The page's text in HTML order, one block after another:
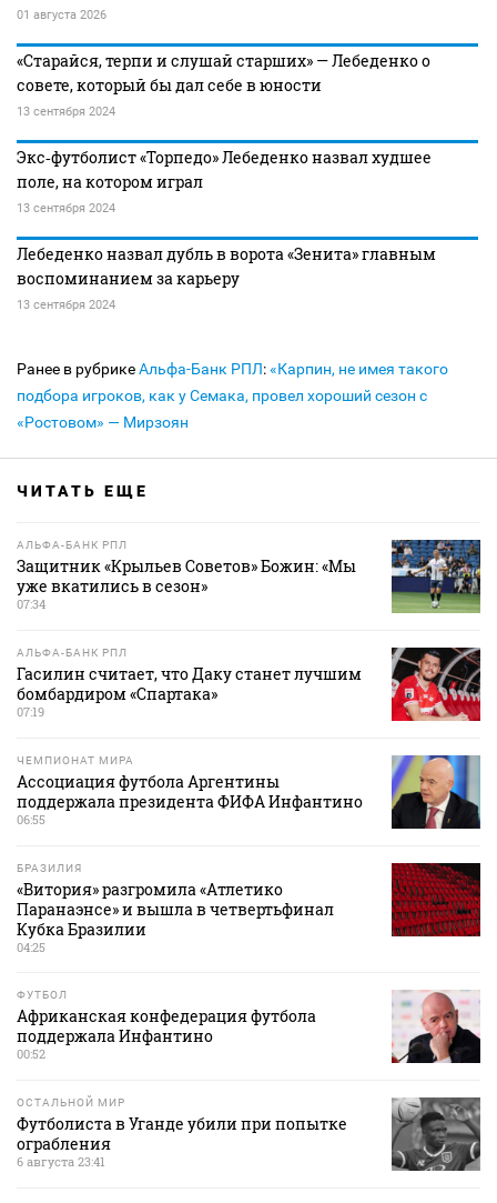
01 августа 2026
«Старайся, терпи и слушай старших» — Лебеденко о
совете, который бы дал себе в юности
13 сентября 2024
Экс‑футболист «Торпедо» Лебеденко назвал худшее
поле, на котором играл
13 сентября 2024
Лебеденко назвал дубль в ворота «Зенита» главным
воспоминанием за карьеру
13 сентября 2024
Ранее в рубрикеАльфа-Банк РПЛ:«Карпин, не имея такого
подбора игроков, как у Семака, провел хороший сезон с
«Ростовом» — Мирзоян
ЧИТАТЬ ЕЩЕ
АЛЬФА-БАНК РПЛ
Защитник «Крыльев Советов» Божин: «Мы
уже вкатились в сезон»
07:34
АЛЬФА-БАНК РПЛ
Гасилин считает, что Даку станет лучшим
бомбардиром «Спартака»
07:19
ЧЕМПИОНАТ МИРА
Ассоциация футбола Аргентины
поддержала президента ФИФА Инфантино
06:55
БРАЗИЛИЯ
«Витория» разгромила «Атлетико
Паранаэнсе» и вышла в четвертьфинал
Кубка Бразилии
04:25
ФУТБОЛ
Африканская конфедерация футбола
поддержала Инфантино
00:52
ОСТАЛЬНОЙ МИР
Футболиста в Уганде убили при попытке
ограбления
6 августа 23:41